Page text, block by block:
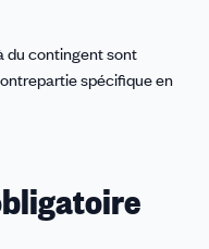
du contingent sont
spécifique en